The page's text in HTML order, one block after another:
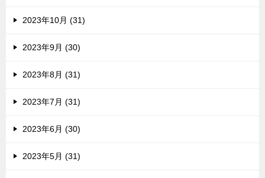
2023年10月 (31)
2023年9月 (30)
2023年8月 (31)
2023年7月 (31)
2023年6月 (30)
2023年5月 (31)